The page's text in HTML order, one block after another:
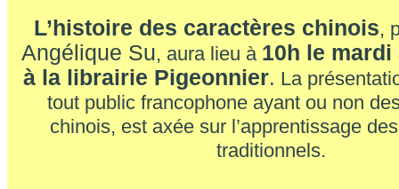
L’histoire des caractères chinois,
Angélique Su, aura lieu à 10h le mardi
à la librairie Pigeonnier. La
tout public francophone ayant ou non
chinois, est axée sur l’apprentissage
traditionnels.